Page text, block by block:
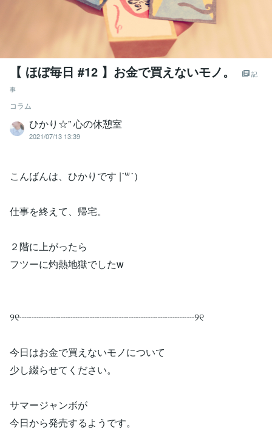
【 ほぼ毎日 #12 】お金で買えないモノ。
記
事
コラム
ひかり☆” 心の休憩室
2021/07/13 13:39
こんばんは、ひかりです |˙꒳​˙）
仕事を終えて、帰宅。
２階に上がったら
フツーに灼熱地獄でしたw
୨୧┈┈┈┈┈┈┈┈┈┈┈┈┈┈┈┈┈┈୨୧
今日はお金で買えないモノについて
少し綴らせてください。
サマージャンボが
今日から発売するようです。